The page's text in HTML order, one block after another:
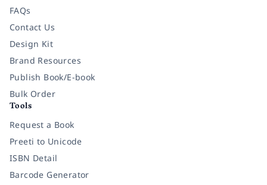
FAQs
Contact Us
Design Kit
Brand Resources
Publish Book/E-book
Bulk Order
Tools
Request a Book
Preeti to Unicode
ISBN Detail
Barcode Generator